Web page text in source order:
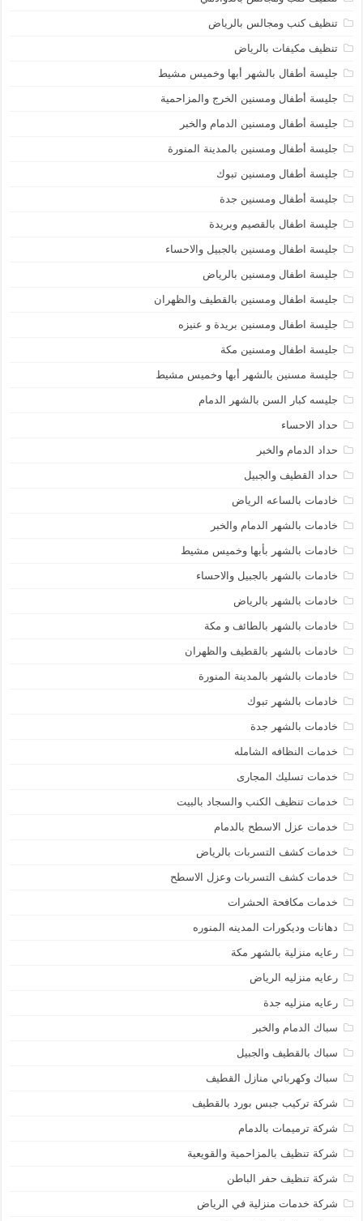
تنظيف كنب ومجالس بالرياض
تنظيف مكيفات بالرياض
جليسة أطفال بالشهر أبها وخميس مشيط
جليسة أطفال ومسنين الخرج والمزاحمية
جليسة أطفال ومسنين الدمام والخبر
جليسة أطفال ومسنين بالمدينة المنورة
جليسة أطفال ومسنين تبوك
جليسة أطفال ومسنين جدة
جليسة اطفال بالقصيم وبريدة
جليسة اطفال ومسنين بالجبيل والاحساء
جليسة اطفال ومسنين بالرياض
جليسة اطفال ومسنين بالقطيف والظهران
جليسة اطفال ومسنين بريدة و عنيزه
جليسة اطفال ومسنين مكة
جليسة مسنين بالشهر أبها وخميس مشيط
جليسه كبار السن بالشهر الدمام
حداد الاحساء
حداد الدمام والخبر
حداد القطيف والجبيل
خادمات بالساعه الرياض
خادمات بالشهر الدمام والخبر
خادمات بالشهر بأبها وخميس مشيط
خادمات بالشهر بالجبيل والاحساء
خادمات بالشهر بالرياض
خادمات بالشهر بالطائف و مكة
خادمات بالشهر بالقطيف والظهران
خادمات بالشهر بالمدينة المنورة
خادمات بالشهر تبوك
خادمات بالشهر جدة
خدمات النظافه الشامله
خدمات تسليك المجارى
خدمات تنظيف الكنب والسجاد بالبيت
خدمات عزل الاسطح بالدمام
خدمات كشف التسربات بالرياض
خدمات كشف التسربات وعزل الاسطح
خدمات مكافحة الحشرات
دهانات وديكورات المدينه المنوره
رعايه منزلية بالشهر مكة
رعايه منزليه الرياض
رعايه منزليه جدة
سباك الدمام والخبر
سباك بالقطيف والجبيل
سباك وكهربائي منازل القطيف
شركة تركيب جبس بورد بالقطيف
شركة ترميمات بالدمام
شركة تنظيف بالمزاحمية والقويعية
شركة تنظيف حفر الباطن
شركة خدمات منزلية في الرياض